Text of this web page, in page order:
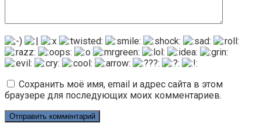
Сохранить моё имя, email и адрес сайта в этом
браузере для последующих моих комментариев.